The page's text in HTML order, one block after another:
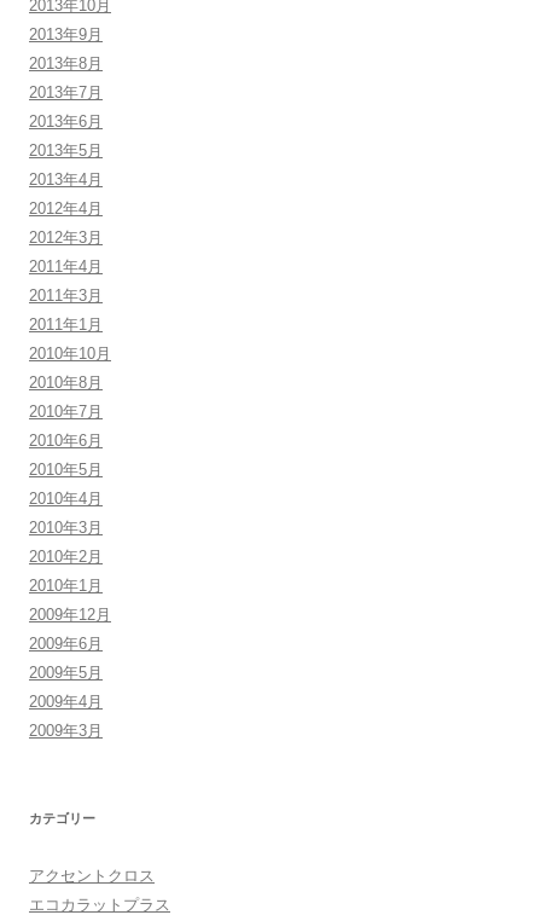
2013年10月
2013年9月
2013年8月
2013年7月
2013年6月
2013年5月
2013年4月
2012年4月
2012年3月
2011年4月
2011年3月
2011年1月
2010年10月
2010年8月
2010年7月
2010年6月
2010年5月
2010年4月
2010年3月
2010年2月
2010年1月
2009年12月
2009年6月
2009年5月
2009年4月
2009年3月
カテゴリー
アクセントクロス
エコカラットプラス